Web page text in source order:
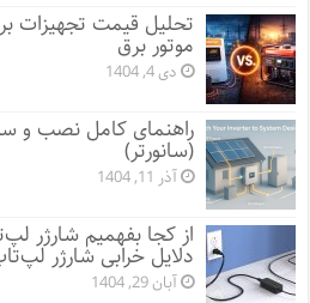
تحلیل قیمت تجهیزات
موتور برق
دی 4, 1404
راهنمای کامل نصب و
(سانورتر)
آذر 11, 1404
از کجا بفهمیم شارژر
دلایل خرابی شارژر
آبان 29, 1404